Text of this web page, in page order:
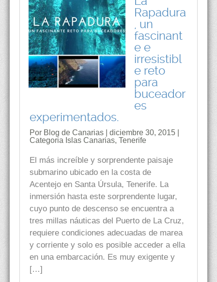
Rapadura
, un
fascinant
e e
irresistibl
e reto
para
buceador
es
experimentados.
Por Blog de Canarias | diciembre 30, 2015 |
Categoria Islas Canarias, Tenerife
El más increíble y sorprendente paisaje
submarino ubicado en la costa de
Acentejo en Santa Úrsula, Tenerife. La
inmersión hasta este sorprendente lugar,
cuyo punto de descenso se encuentra a
tres millas náuticas del Puerto de La Cruz,
requiere condiciones adecuadas de marea
y corriente y solo es posible acceder a ella
en una embarcación. Es muy exigente y
[…]